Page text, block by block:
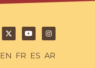
EN FR ES AR